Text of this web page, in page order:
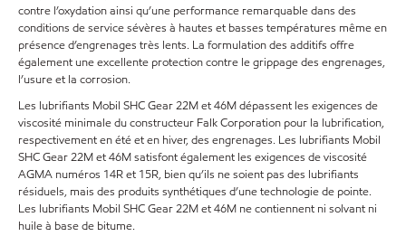
contre l’oxydation ainsi qu’une performance remarquable dans des
conditions de service sévères à hautes et basses températures même en
présence d’engrenages très lents. La formulation des additifs offre
également une excellente protection contre le grippage des engrenages,
l’usure et la corrosion.
Les lubrifiants Mobil SHC Gear 22M et 46M dépassent les exigences de
viscosité minimale du constructeur Falk Corporation pour la lubrification,
respectivement en été et en hiver, des engrenages. Les lubrifiants Mobil
SHC Gear 22M et 46M satisfont également les exigences de viscosité
AGMA numéros 14R et 15R, bien qu’ils ne soient pas des lubrifiants
résiduels, mais des produits synthétiques d’une technologie de pointe.
Les lubrifiants Mobil SHC Gear 22M et 46M ne contiennent ni solvant ni
huile à base de bitume.